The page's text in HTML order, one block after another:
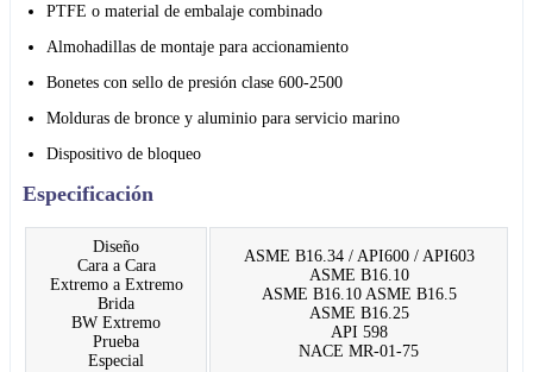
PTFE o material de embalaje combinado
Almohadillas de montaje para accionamiento
Bonetes con sello de presión clase 600-2500
Molduras de bronce y aluminio para servicio marino
Dispositivo de bloqueo
Especificación
Diseño
Cara a Cara
Extremo a Extremo
Brida
BW Extremo
Prueba
Especial
ASME B16.34 / API600 / API603
ASME B16.10
ASME B16.10 ASME B16.5
ASME B16.25
API 598
NACE MR-01-75